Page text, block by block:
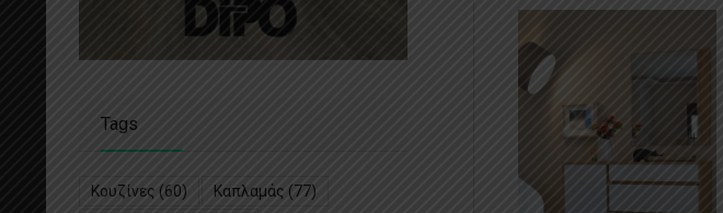
Tags
Κουζίνες (60) Καπλαμάς (77)